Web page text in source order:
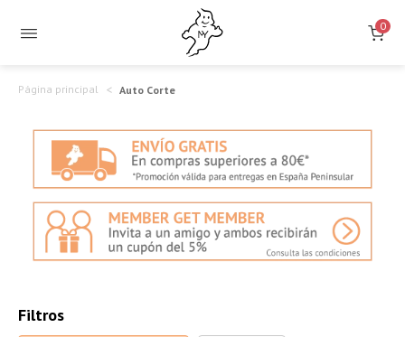
0
Página principal Auto Corte
Filtros